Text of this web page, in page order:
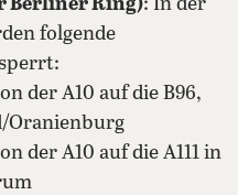
Berliner Ring): In der
folgende
der A10 auf die B96,
Oranienburg
der A10 auf die A111 in